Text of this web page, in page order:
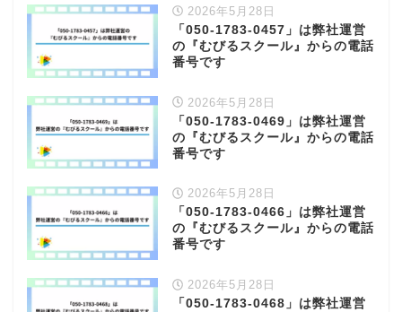
2026年5月28日
「050-1783-0457」は弊社運営
の『むびるスクール』からの電話
番号です
2026年5月28日
「050-1783-0469」は弊社運営
の『むびるスクール』からの電話
番号です
2026年5月28日
「050-1783-0466」は弊社運営
の『むびるスクール』からの電話
番号です
2026年5月28日
「050-1783-0468」は弊社運営